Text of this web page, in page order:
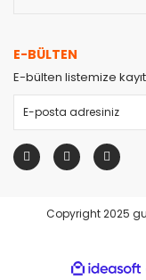
E-BÜLTEN
E-bülten listemize
Copyright 2025